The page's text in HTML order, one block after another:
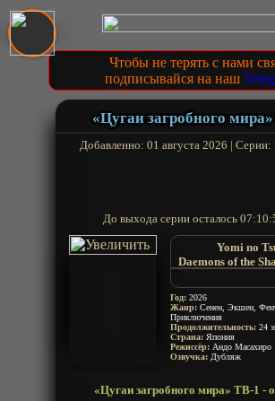
Чтобы не терять с нами
подписывайся на наш
«Цугаи загробного
Добавленно: 01 августа 2026 | Серии:
До выхода серии осталось
Yomi no
Daemons of the
Год: 2026
Жанр: Сенен, Экшен,
Приключения
Продолжительность: 24
Страна: Япония
Режиссёр: Андо Масахиро
Озвучка: Дубляж
«Цугаи загробного мира» ТВ-1 -